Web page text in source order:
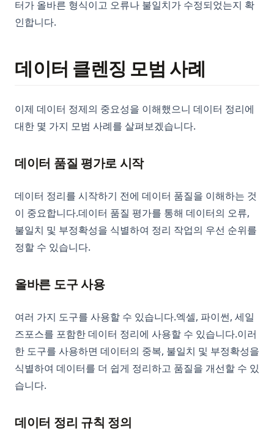
터가 올바른 형식이고 오류나 불일치가 수정되었는지 확
인합니다.
데이터 클렌징 모범 사례
이제 데이터 정제의 중요성을 이해했으니 데이터 정리에
대한 몇 가지 모범 사례를 살펴보겠습니다.
데이터 품질 평가로 시작
데이터 정리를 시작하기 전에 데이터 품질을 이해하는 것
이 중요합니다.데이터 품질 평가를 통해 데이터의 오류,
불일치 및 부정확성을 식별하여 정리 작업의 우선 순위를
정할 수 있습니다.
올바른 도구 사용
여러 가지 도구를 사용할 수 있습니다.엑셀, 파이썬, 세일
즈포스를 포함한 데이터 정리에 사용할 수 있습니다.이러
한 도구를 사용하면 데이터의 중복, 불일치 및 부정확성을
식별하여 데이터를 더 쉽게 정리하고 품질을 개선할 수 있
습니다.
데이터 정리 규칙 정의